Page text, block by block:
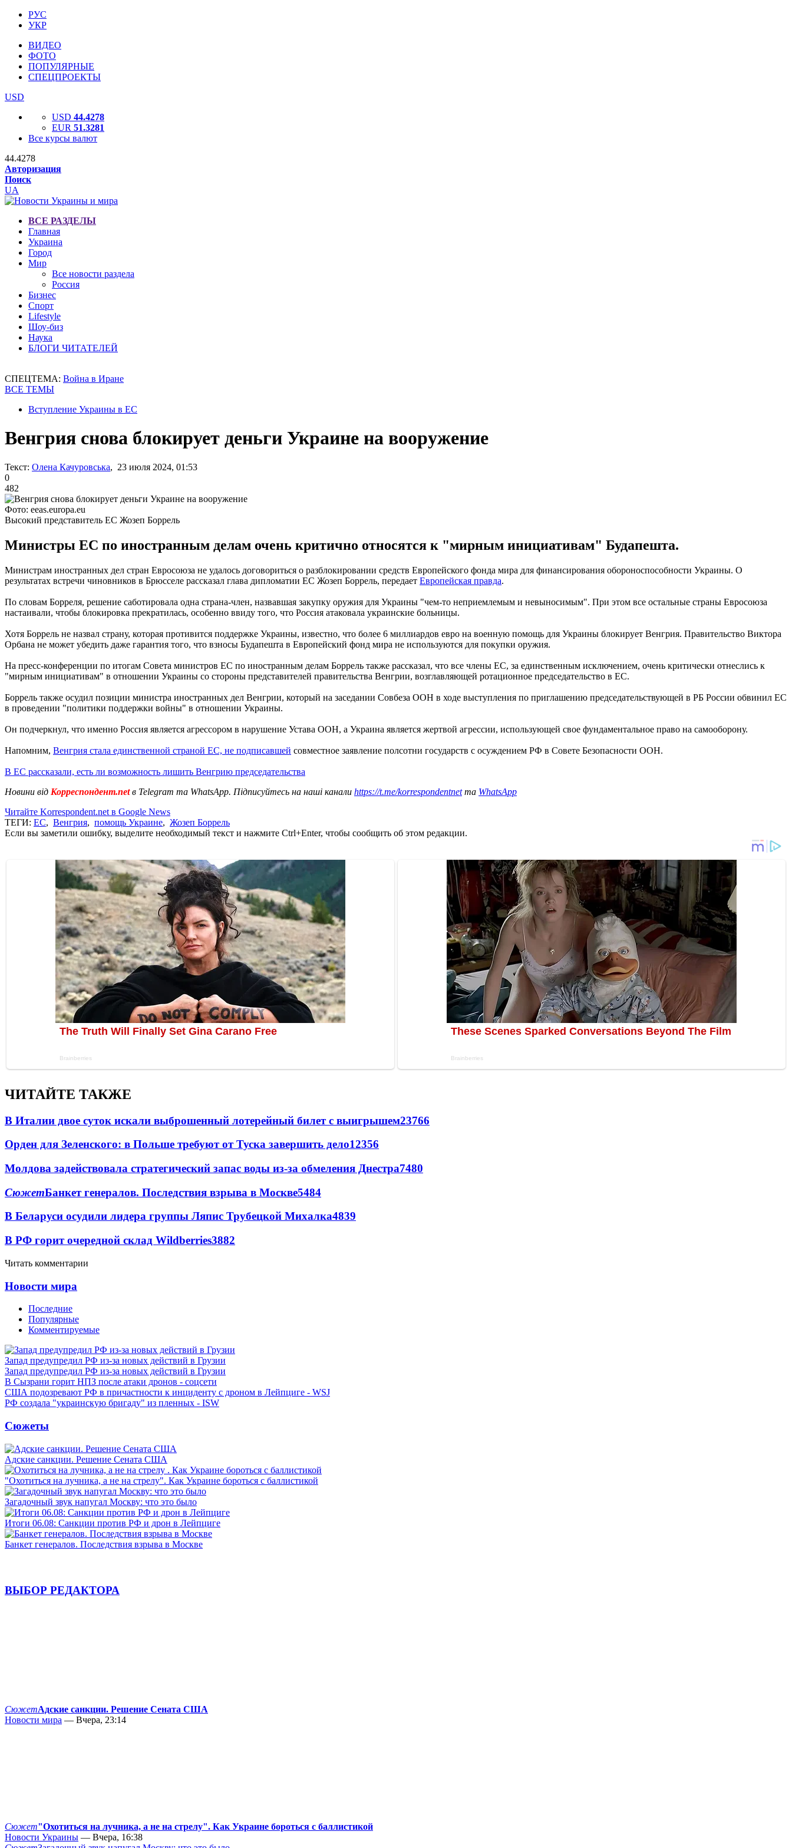
РУС
УКР
ВИДЕО
ФОТО
ПОПУЛЯРНЫЕ
СПЕЦПРОЕКТЫ
USD
USD 44.4278
EUR 51.3281
Все курсы валют
44.4278
Авторизация
Поиск
UA
ВСЕ РАЗДЕЛЫ
Главная
Украина
Город
Мир
Все новости раздела
Россия
Бизнес
Спорт
Lifestyle
Шоу-биз
Наука
БЛОГИ ЧИТАТЕЛЕЙ
СПЕЦТЕМА: Война в Иране
ВСЕ ТЕМЫ
Вступление Украины в ЕС
Венгрия снова блокирует деньги Украине на вооружение
Текст: Олена Качуровська, 23 июля 2024, 01:53
0
482
Фото: eeas.europa.eu
Высокий представитель ЕС Жозеп Боррель
Министры ЕС по иностранным делам очень критично относятся к "мирным инициативам" Будапешта.
Министрам иностранных дел стран Евросоюза не удалось договориться о разблокировании средств Европейского фонда мира для финансирования обороноспособности Украины. О
результатах встречи чиновников в Брюсселе рассказал глава дипломатии ЕС Жозеп Боррель, передает Европейская правда.
По словам Борреля, решение саботировала одна страна-член, назвавшая закупку оружия для Украины "чем-то неприемлемым и невыносимым". При этом все остальные страны Евросоюза
настаивали, чтобы блокировка прекратилась, особенно ввиду того, что Россия атаковала украинские больницы.
Хотя Боррель не назвал страну, которая противится поддержке Украины, известно, что более 6 миллиардов евро на военную помощь для Украины блокирует Венгрия. Правительство Виктора
Орбана не может убедить даже гарантия того, что взносы Будапешта в Европейский фонд мира не используются для покупки оружия.
На пресс-конференции по итогам Совета министров ЕС по иностранным делам Боррель также рассказал, что все члены ЕС, за единственным исключением, очень критически отнеслись к
"мирным инициативам" в отношении Украины со стороны представителей правительства Венгрии, возглавляющей ротационное председательство в ЕС.
Боррель также осудил позиции министра иностранных дел Венгрии, который на заседании Совбеза ООН в ходе выступления по приглашению председательствующей в РБ России обвинил ЕС
в проведении "политики поддержки войны" в отношении Украины.
Он подчеркнул, что именно Россия является агрессором в нарушение Устава ООН, а Украина является жертвой агрессии, использующей свое фундаментальное право на самооборону.
Напомним, Венгрия стала единственной страной ЕС, не подписавшей совместное заявление полсотни государств с осуждением РФ в Совете Безопасности ООН.
В ЕС рассказали, есть ли возможность лишить Венгрию председательства
Новини від Корреспондент.netв Telegram та WhatsApp. Підписуйтесь на наші канали https://t.me/korrespondentnetта WhatsApp
Читайте Korrespondent.net в Google News
ТЕГИ: ЕС, Венгрия, помощь Украине, Жозеп Боррель
Если вы заметили ошибку, выделите необходимый текст и нажмите Ctrl+Enter, чтобы сообщить об этом редакции.
ЧИТАЙТЕ ТАКЖЕ
В Италии двое суток искали выброшенный лотерейный билет с выигрышем23766
Орден для Зеленского: в Польше требуют от Туска завершить дело12356
Молдова задействовала стратегический запас воды из-за обмеления Днестра7480
СюжетБанкет генералов. Последствия взрыва в Москве5484
В Беларуси осудили лидера группы Ляпис Трубецкой Михалка4839
В РФ горит очередной склад Wildberries3882
Читать комментарии
Новости мира
Последние
Популярные
Комментируемые
Запад предупредил РФ из-за новых действий в Грузии
Запад предупредил РФ из-за новых действий в Грузии
В Сызрани горит НПЗ после атаки дронов - соцсети
США подозревают РФ в причастности к инциденту с дроном в Лейпциге - WSJ
РФ создала "украинскую бригаду" из пленных - ISW
Сюжеты
Адские санкции. Решение Сената США
"Охотиться на лучника, а не на стрелу". Как Украине бороться с баллистикой
Загадочный звук напугал Москву: что это было
Итоги 06.08: Санкции против РФ и дрон в Лейпциге
Банкет генералов. Последствия взрыва в Москве
ВЫБОР РЕДАКТОРА
СюжетАдские санкции. Решение Сената США
Новости мира — Вчера, 23:14
Сюжет"Охотиться на лучника, а не на стрелу". Как Украине бороться с баллистикой
Новости Украины — Вчера, 16:38